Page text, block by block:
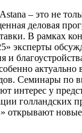
– это не
деловая
В рамках
эксперты
и
актуально
Семинары по
интерес у
голландских
открывают